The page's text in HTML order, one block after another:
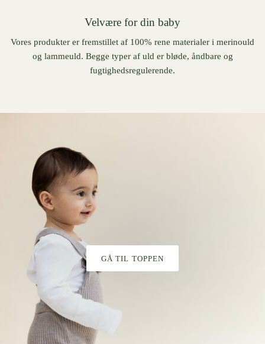
Velvære for din baby
Vores produkter er fremstillet af 100% rene materialer i merinould
og lammeuld. Begge typer af uld er bløde, åndbare og
fugtighedsregulerende.
GÅ TIL TOPPEN